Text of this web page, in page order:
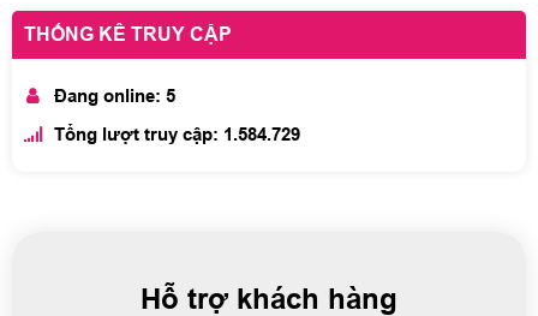
THỐNG KÊ TRUY CẬP
Đang online: 5
Tổng lượt truy cập: 1.584.729
Hỗ trợ khách hàng